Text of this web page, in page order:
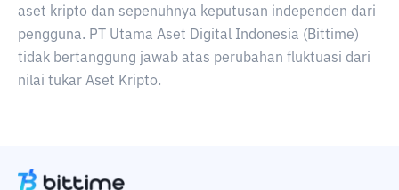
aset kripto dan sepenuhnya keputusan independen dari
pengguna. PT Utama Aset Digital Indonesia (Bittime)
tidak bertanggung jawab atas perubahan fluktuasi dari
nilai tukar Aset Kripto.